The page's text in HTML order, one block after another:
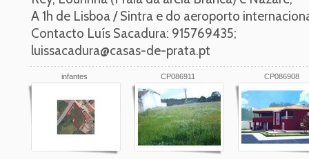
A 1h de Lisboa / Sintra e do aeroporto
Contacto Luís Sacadura: 915769435;
luissacadura@casas-de-prata.pt
infantes CP086911 CP086908